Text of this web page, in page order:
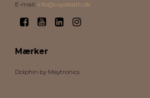
E-mail: info@royalbath.dk
Mærker
Dolphin by Maytronics